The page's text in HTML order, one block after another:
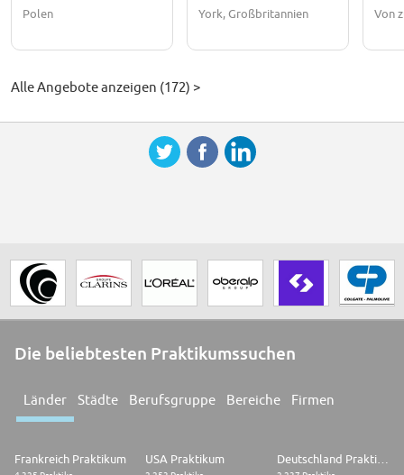
Polen
York, Großbritannien
Von
Alle Angebote anzeigen (172) >
Die beliebtesten Praktikumssuchen
Länder Städte Berufsgruppe Bereiche Firmen
Frankreich Praktikum USA Praktikum Deutschland Praktikum